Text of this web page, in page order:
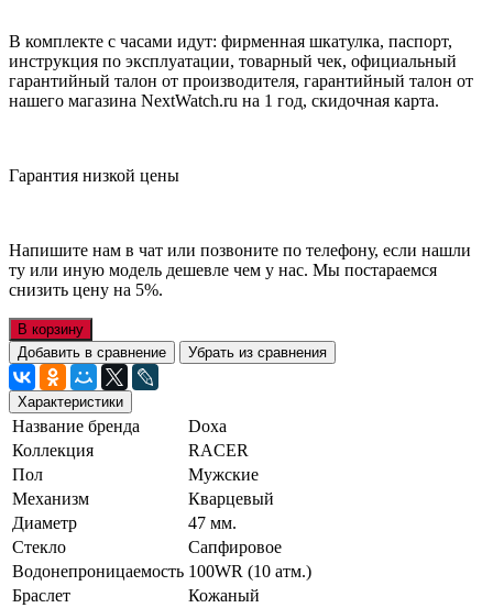
В комплекте с часами идут: фирменная шкатулка, паспорт,
инструкция по эксплуатации, товарный чек, официальный
гарантийный талон от производителя, гарантийный талон от
нашего магазина NextWatch.ru на 1 год, скидочная карта.
Гарантия низкой цены
Напишите нам в чат или позвоните по телефону, если нашли
ту или иную модель дешевле чем у нас. Мы постараемся
снизить цену на 5%.
В корзину
Добавить в сравнение
Убрать из сравнения
Характеристики
Название бренда
Doxa
Коллекция
RACER
Пол
Мужские
Механизм
Кварцевый
Диаметр
47 мм.
Стекло
Сапфировое
Водонепроницаемость 100WR (10 атм.)
Браслет
Кожаный